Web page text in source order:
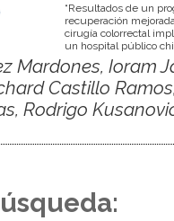
“Resultados de un
recuperación
cirugía colorrectal
un hospital público
Mardones, Ioram
Castillo
Rodrigo